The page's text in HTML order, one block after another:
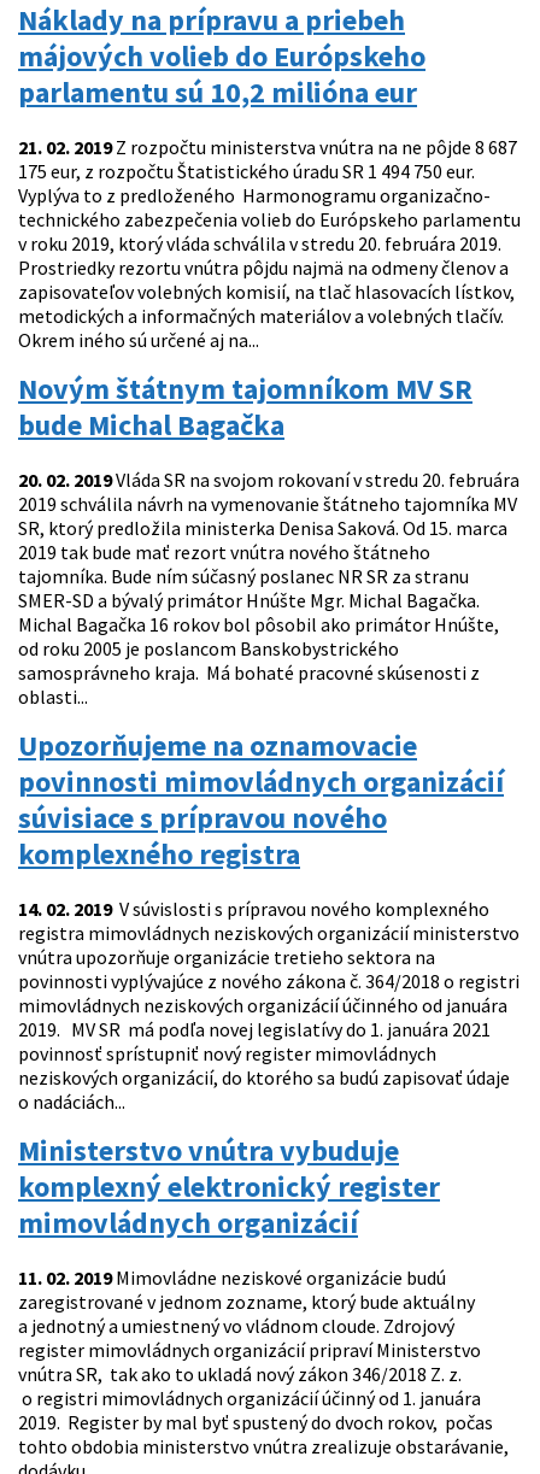
Náklady na prípravu a priebeh
májových volieb do Európskeho
parlamentu sú 10,2 milióna eur
21. 02. 2019Z rozpočtu ministerstva vnútra na ne pôjde 8 687
175 eur, z rozpočtu Štatistického úradu SR 1 494 750 eur.
Vyplýva to z predloženého Harmonogramu organizačno-
technického zabezpečenia volieb do Európskeho parlamentu
v roku 2019, ktorý vláda schválila v stredu 20. februára 2019.
Prostriedky rezortu vnútra pôjdu najmä na odmeny členov a
zapisovateľov volebných komisií, na tlač hlasovacích lístkov,
metodických a informačných materiálov a volebných tlačív.
Okrem iného sú určené aj na...
Novým štátnym tajomníkom MV SR
bude Michal Bagačka
20. 02. 2019Vláda SR na svojom rokovaní v stredu 20. februára
2019 schválila návrh na vymenovanie štátneho tajomníka MV
SR, ktorý predložila ministerka Denisa Saková. Od 15. marca
2019 tak bude mať rezort vnútra nového štátneho
tajomníka. Bude ním súčasný poslanec NR SR za stranu
SMER-SD a bývalý primátor Hnúšte Mgr. Michal Bagačka.
Michal Bagačka 16 rokov bol pôsobil ako primátor Hnúšte,
od roku 2005 je poslancom Banskobystrického
samosprávneho kraja. Má bohaté pracovné skúsenosti z
oblasti...
Upozorňujeme na oznamovacie
povinnosti mimovládnych organizácií
súvisiace s prípravou nového
komplexného registra
14. 02. 2019V súvislosti s prípravou nového komplexného
registra mimovládnych neziskových organizácií ministerstvo
vnútra upozorňuje organizácie tretieho sektora na
povinnosti vyplývajúce z nového zákona č. 364/2018 o registri
mimovládnych neziskových organizácií účinného od januára
2019. MV SR má podľa novej legislatívy do 1. januára 2021
povinnosť sprístupniť nový register mimovládnych
neziskových organizácií, do ktorého sa budú zapisovať údaje
o nadáciách...
Ministerstvo vnútra vybuduje
komplexný elektronický register
mimovládnych organizácií
11. 02. 2019Mimovládne neziskové organizácie budú
zaregistrované v jednom zozname, ktorý bude aktuálny
a jednotný a umiestnený vo vládnom cloude. Zdrojový
register mimovládnych organizácií pripraví Ministerstvo
vnútra SR, tak ako to ukladá nový zákon 346/2018 Z. z.
o registri mimovládnych organizácií účinný od 1. januára
2019. Register by mal byť spustený do dvoch rokov, počas
tohto obdobia ministerstvo vnútra zrealizuje obstarávanie,